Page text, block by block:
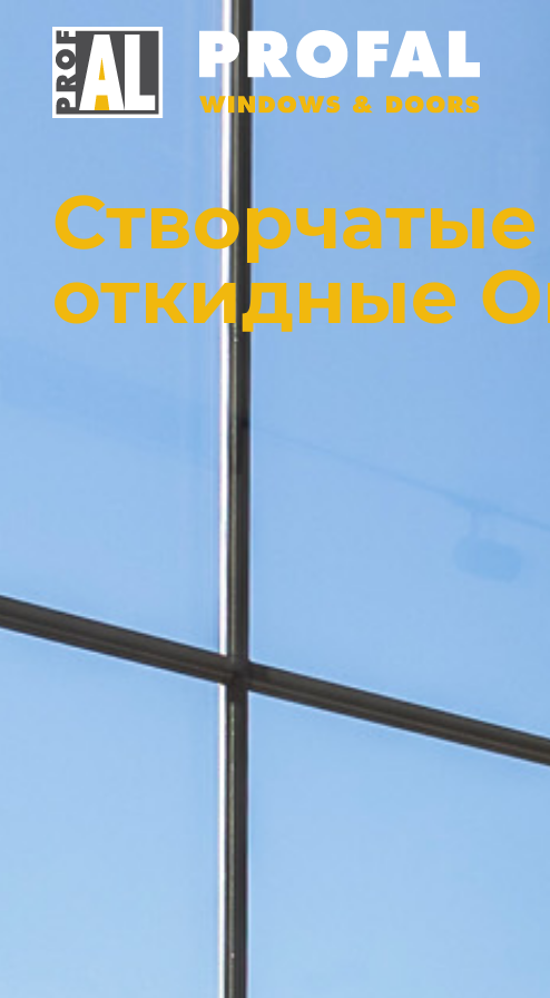
ДВЕРИ
ОКНА
откидные